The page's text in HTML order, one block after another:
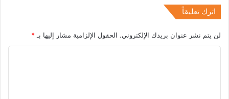
اترك تعليقاً
لن يتم نشر عنوان بريدك الإلكتروني. الحقول الإلزامية مشار إليها بـ *